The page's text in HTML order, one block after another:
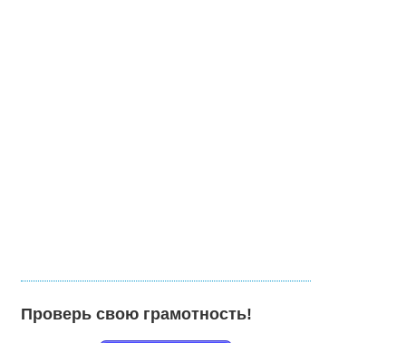
Проверь свою грамотность!